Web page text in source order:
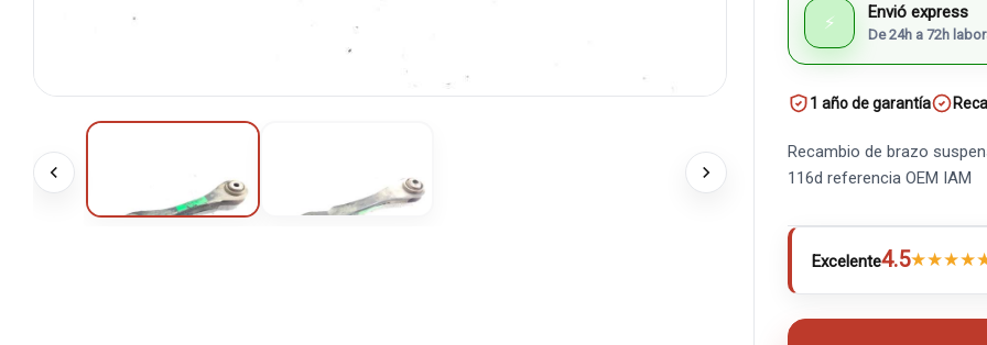
⚡ Envió express
De 24h a 72h
1 año de garantía
Recambio de brazo
116d referencia OEM IAM
Excelente4.5★★★★